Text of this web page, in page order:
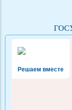
Решаем вместе